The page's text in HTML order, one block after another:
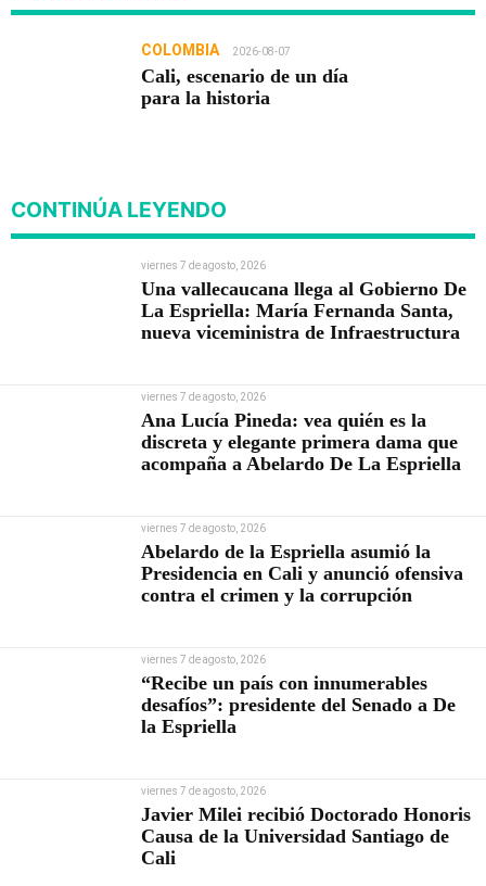
COLOMBIA 2026-08-07
Cali, escenario de un día
para la historia
CONTINÚA LEYENDO
viernes 7 de agosto, 2026
Una vallecaucana llega al Gobierno De
La Espriella: María Fernanda Santa,
nueva viceministra de Infraestructura
viernes 7 de agosto, 2026
Ana Lucía Pineda: vea quién es la
discreta y elegante primera dama que
acompaña a Abelardo De La Espriella
viernes 7 de agosto, 2026
Abelardo de la Espriella asumió la
Presidencia en Cali y anunció ofensiva
contra el crimen y la corrupción
viernes 7 de agosto, 2026
“Recibe un país con innumerables
desafíos”: presidente del Senado a De
la Espriella
viernes 7 de agosto, 2026
Javier Milei recibió Doctorado Honoris
Causa de la Universidad Santiago de
Cali